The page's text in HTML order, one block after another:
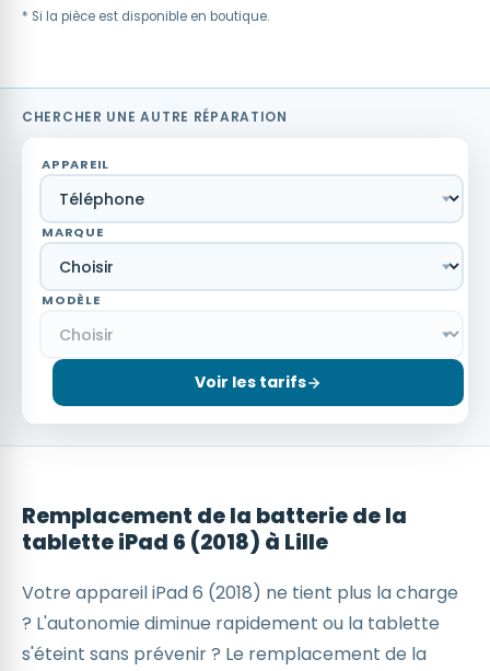
* Si la pièce est disponible en boutique.
CHERCHER UNE AUTRE RÉPARATION
APPAREIL
MARQUE
MODÈLE
Voir les tarifs
Remplacement de la batterie de la
tablette iPad 6 (2018) à Lille
Votre appareil iPad 6 (2018) ne tient plus la charge
? L'autonomie diminue rapidement ou la tablette
s'éteint sans prévenir ? Le remplacement de la